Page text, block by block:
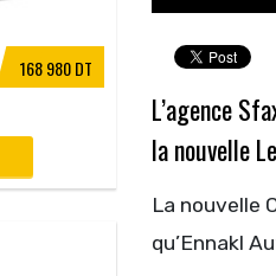
L’agence
la nouvelle
La nouvelle
qu’Ennakl
168 980 DT